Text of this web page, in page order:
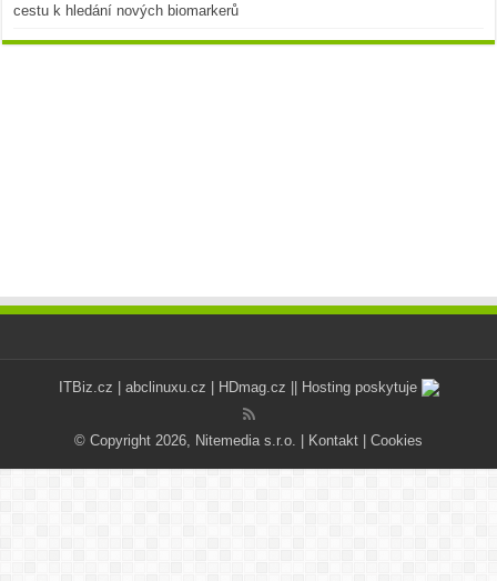
cestu k hledání nových biomarkerů
ITBiz.cz abclinuxu.cz HDmag.cz || Hosting poskytuje
© Copyright 2026, Nitemedia s.r.o. | Kontakt Cookies